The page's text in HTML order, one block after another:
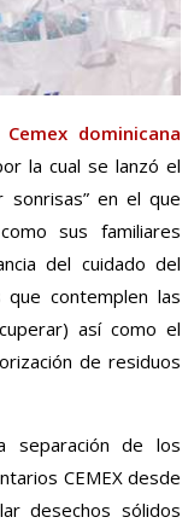
Cemex dominicana
la cual se lanzó el
sonrisas” en el que
sus familiares
del cuidado del
contemplen las
así como el
de residuos
de los
CEMEX desde
desechos sólidos